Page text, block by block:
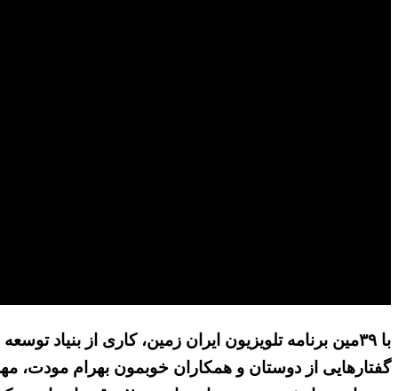
با ۳۹مین برنامه تلویزیون ایران زمین، کاری از
گفتارهایی از دوستان و همکاران خوبمون بهرام مودت،